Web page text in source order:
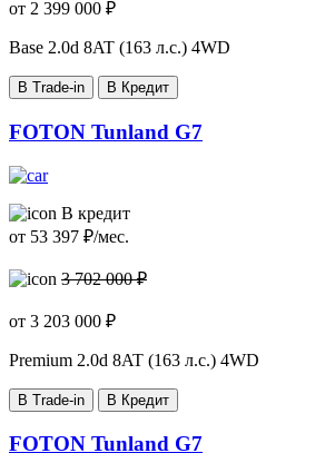
от 2 399 000 ₽
Base 2.0d 8AT (163 л.с.) 4WD
В Trade-in В Кредит
FOTON Tunland G7
В кредит
от 53 397 ₽/мес.
3 702 000 ₽
от 3 203 000 ₽
Premium 2.0d 8AT (163 л.с.) 4WD
В Trade-in В Кредит
FOTON Tunland G7